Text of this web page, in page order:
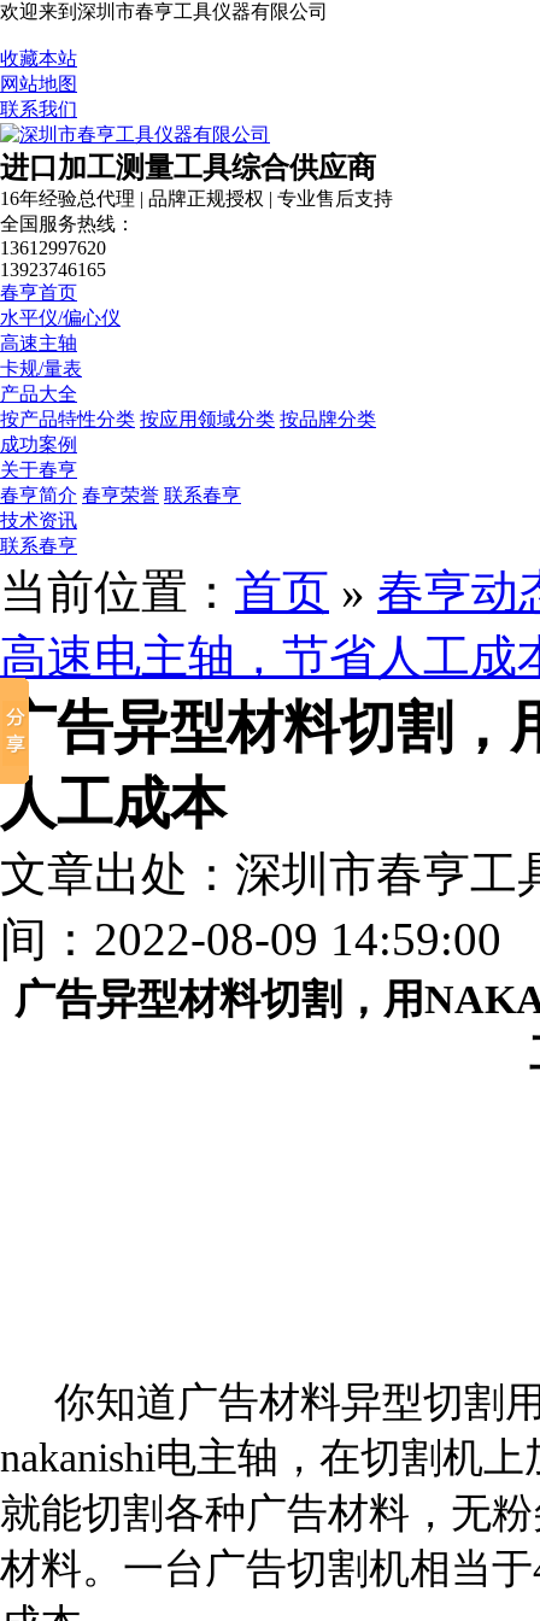
欢迎来到深圳市春亨工具仪器有限公司
收藏本站
网站地图
联系我们
进口加工测量工具综合供应商
16年经验总代理 | 品牌正规授权 | 专业售后支持
全国服务热线：
13612997620
13923746165
春亨首页
水平仪/偏心仪
高速主轴
卡规/量表
产品大全
按产品特性分类 按应用领域分类 按品牌分类
成功案例
关于春亨
春亨简介 春亨荣誉 联系春亨
技术资讯
联系春亨
当前位置： 首页 » 春亨动
高速电主轴，节省人工成
广告异型材料切割，
人工成本
文章出处：深圳市春亨工
间：2022-08-09 14:59:00
广告异型材料切割，用
你知道广告材料异型切割
nakanishi电主轴，在切割机
就能切割各种广告材料，无
材料。一台广告切割机相当